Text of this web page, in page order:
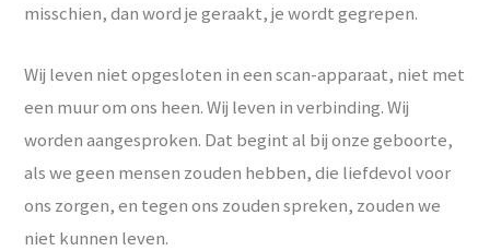
misschien, dan word je geraakt, je wordt gegrepen.
Wij leven niet opgesloten in een scan-apparaat, niet met
een muur om ons heen. Wij leven in verbinding. Wij
worden aangesproken. Dat begint al bij onze geboorte,
als we geen mensen zouden hebben, die liefdevol voor
ons zorgen, en tegen ons zouden spreken, zouden we
niet kunnen leven.